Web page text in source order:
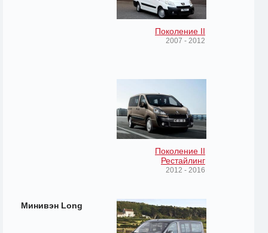
Поколение II
2007 - 2012
Поколение II
Рестайлинг
2012 - 2016
Минивэн Long